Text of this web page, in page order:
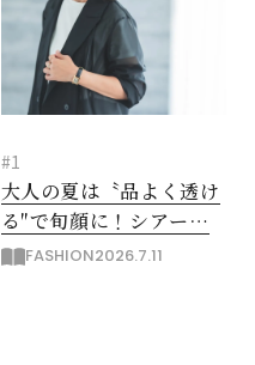
#1
大人の夏は〝品よく透け
る″で旬顔に！シアージ
ャケットのオフィススタ
FASHION2026.7.11